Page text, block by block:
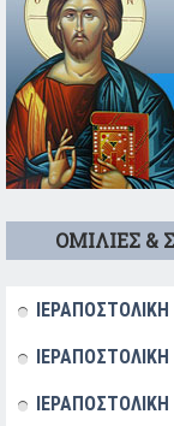
ΟΜΙΛΙΕΣ &